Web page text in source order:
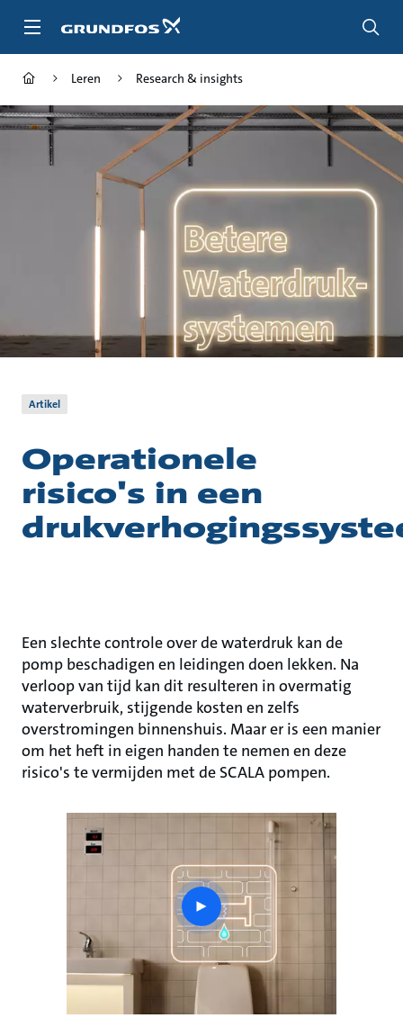
naar
Leren Research & insights
Artikel
Operationele
risico's in een
Een slechte controle over de waterdruk kan de
pomp beschadigen en leidingen doen lekken. Na
verloop van tijd kan dit resulteren in overmatig
waterverbruik, stijgende kosten en zelfs
overstromingen binnenshuis. Maar er is een manier
om het heft in eigen handen te nemen en deze
risico's te vermijden met de SCALA pompen.
play
button